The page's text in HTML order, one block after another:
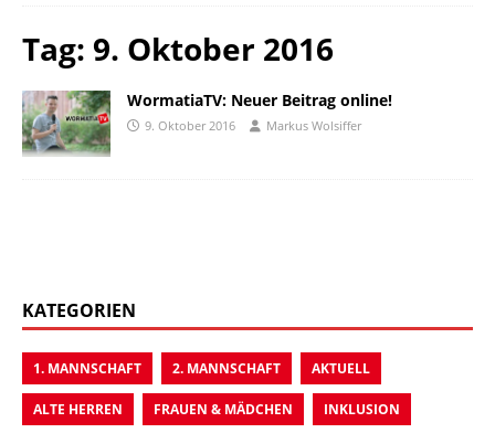
Tag: 9. Oktober 2016
WormatiaTV: Neuer Beitrag online!
9. Oktober 2016 Markus Wolsiffer
KATEGORIEN
1. MANNSCHAFT 2. MANNSCHAFT AKTUELL
ALTE HERREN FRAUEN & MÄDCHEN INKLUSION